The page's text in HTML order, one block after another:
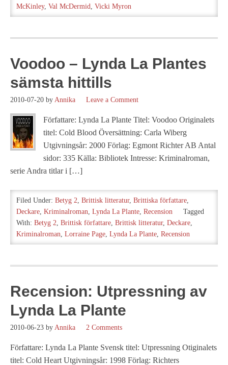
McKinley, Val McDermid, Vicki Myron
Voodoo – Lynda La Plantes
sämsta hittills
2010-07-20 by Annika Leave a Comment
Författare: Lynda La Plante Titel: Voodoo Originalets
titel: Cold Blood Översättning: Carla Wiberg
Utgivningsår: 2000 Förlag: Egmont Richter AB Antal
sidor: 335 Källa: Bibliotek Intresse: Kriminalroman,
serie Andra titlar i […]
Filed Under: Betyg 2, Brittisk litteratur, Brittiska författare,
Deckare, Kriminalroman, Lynda La Plante, Recension
Tagged
With: Betyg 2, Brittisk författare, Brittisk litteratur, Deckare,
Kriminalroman, Lorraine Page, Lynda La Plante, Recension
Recension: Utpressning av
Lynda La Plante
2010-06-23 by Annika 2 Comments
Författare: Lynda La Plante Svensk titel: Utpressning Otiginalets
titel: Cold Heart Utgivningsår: 1998 Förlag: Richters